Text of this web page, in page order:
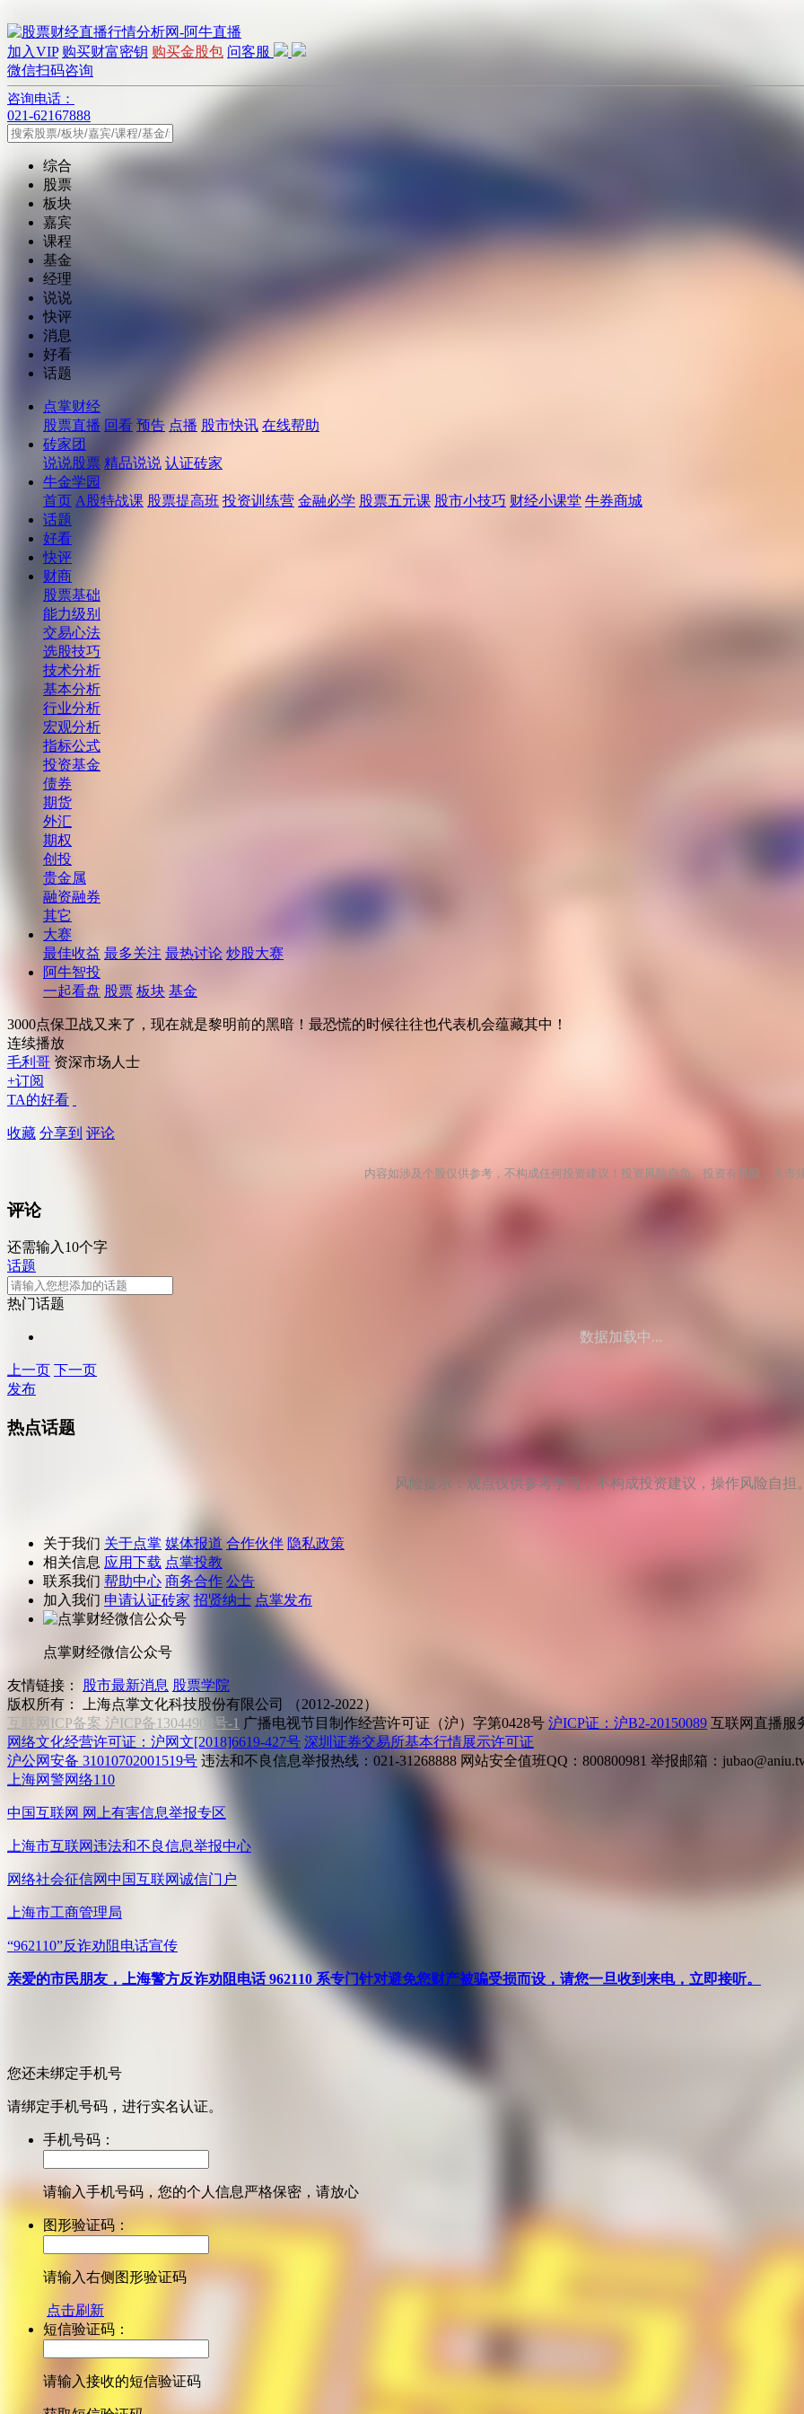
加入VIP 购买财富密钥 购买金股包 问客服
微信扫码咨询
咨询电话：
021-62167888
综合
股票
板块
嘉宾
课程
基金
经理
说说
快评
消息
好看
话题
点掌财经
股票直播 回看 预告 点播 股市快讯 在线帮助
砖家团
说说股票 精品说说 认证砖家
牛金学园
首页 A股特战课 股票提高班 投资训练营 金融必学 股票五元课 股市小技巧 财经小课堂 牛券商城
话题
好看
快评
财商
股票基础
能力级别
交易心法
选股技巧
技术分析
基本分析
行业分析
宏观分析
指标公式
投资基金
债券
期货
外汇
期权
创投
贵金属
融资融券
其它
大赛
最佳收益 最多关注 最热讨论 炒股大赛
阿牛智投
一起看盘 股票 板块 基金
3000点保卫战又来了，现在就是黎明前的黑暗！最恐慌的时候往往也代表机会蕴藏其中！
连续播放
毛利哥 资深市场人士
+订阅
TA的好看
收藏 分享到 评论
内容如涉及个股仅供参考，不构成任何投资建议！投资风险自负。投资有风险，入市
评论
还需输入10个字
话题
热门话题
数据加载中...
上一页 下一页
发布
热点话题
风险提示：观点仅供参考学习，不构成投资建议，操作风险自担
关于我们 关于点掌 媒体报道 合作伙伴 隐私政策
相关信息 应用下载 点掌投教
联系我们 帮助中心 商务合作 公告
加入我们 申请认证砖家 招贤纳士 点掌发布
点掌财经微信公众号
友情链接： 股市最新消息 股票学院
版权所有：
上海点掌文化科技股份有限公司 （2012-2022）
互联网ICP备案 沪ICP备13044908号-1 广播电视节目制作经营许可证（沪）字第0428号 沪ICP证：沪B2-20150089 互联网直播服
网络文化经营许可证：沪网文[2018]6619-427号 深圳证券交易所基本行情展示许可证
沪公网安备 31010702001519号 违法和不良信息举报热线：021-31268888 网站安全值班QQ：800800981 举报邮箱：
上海网警网络110
中国互联网 网上有害信息举报专区
上海市互联网违法和不良信息举报中心
网络社会征信网中国互联网诚信门户
上海市工商管理局
“962110”反诈劝阻电话宣传
亲爱的市民朋友，上海警方反诈劝阻电话 962110 系专门针对避免您财产被骗受损而设，请您一旦收到来电，立即接听。
您还未绑定手机号
请绑定手机号码，进行实名认证。
手机号码：
请输入手机号码，您的个人信息严格保密，请放心
图形验证码：
请输入右侧图形验证码
点击刷新
短信验证码：
请输入接收的短信验证码